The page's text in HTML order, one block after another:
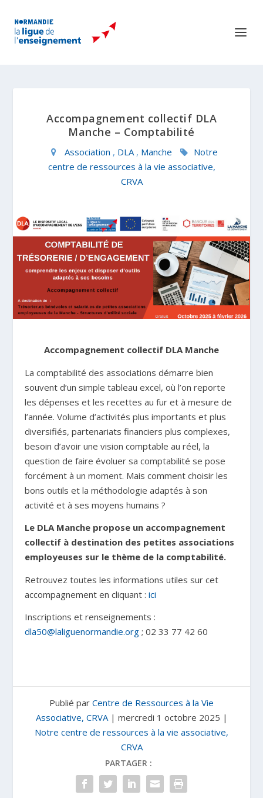
Accompagnement collectif DLA
Manche – Comptabilité
Association , DLA, Manche
Notre
centre de ressources à la vie associative,
CRVA
Accompagnement collectif DLA Manche
La comptabilité des associations démarre bien
souvent d’un simple tableau excel, où l’on reporte
les dépenses et les recettes au fur et à mesure de
l’année. Volume d’activités plus importants et plus
diversifiés, partenariats financiers plus complexes,
besoin d’avoir une vision comptable au réel, la
question de faire évoluer sa comptabilité se pose
forcément à un moment. Mais comment choisir les
bons outils et la méthodologie adaptés à son
activité et à ses moyens humains ?
Le DLA Manche propose un accompagnement
collectif à destination des petites associations
employeuses sur le thème de la comptabilité.
Retrouvez toutes les informations utiles sur cet
accompagnement en cliquant :ici
Inscriptions et renseignements :
dla50@laliguenormandie.org ; 02 33 77 42 60
Publié par Centre de Ressources à la Vie
Associative, CRVA| mercredi 1 octobre 2025 |
Notre centre de ressources à la vie associative,
CRVA
PARTAGER :